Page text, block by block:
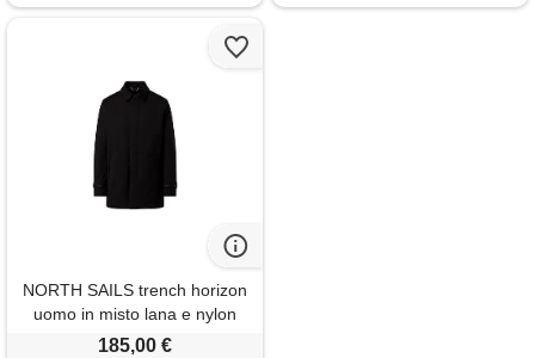
NORTH SAILS trench horizon
uomo in misto lana e nylon
185,00 €